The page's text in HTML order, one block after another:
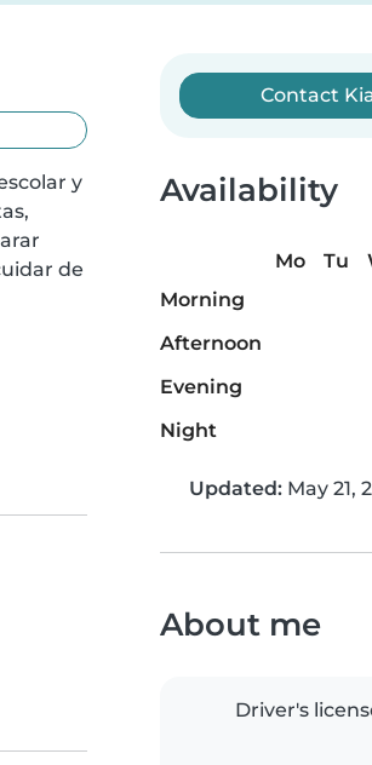
y
de
Contact
Availability
Mo Tu
Morning
Afternoon
Evening
Night
Updated: May 21,
About me
Driver's